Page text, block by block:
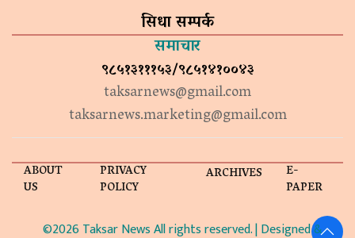
सिधा सम्पर्क
समाचार
९८५१३१११५३/९८५१४१००४३
taksarnews@gmail.com
taksarnews.marketing@gmail.com
ABOUT
US
PRIVACY
POLICY
ARCHIVES E-
PAPER
©2026 Taksar News All rights reserved. | Designed &